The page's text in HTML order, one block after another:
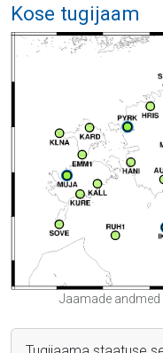
Kose tugijaam
Jaamade